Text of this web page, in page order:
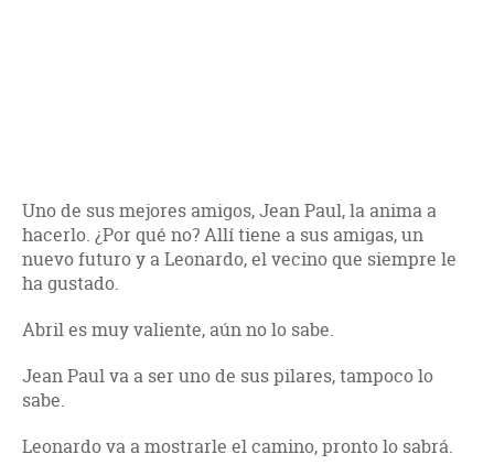
Uno de sus mejores amigos, Jean Paul, la anima a
hacerlo. ¿Por qué no? Allí tiene a sus amigas, un
nuevo futuro y a Leonardo, el vecino que siempre le
ha gustado.
Abril es muy valiente, aún no lo sabe.
Jean Paul va a ser uno de sus pilares, tampoco lo
sabe.
Leonardo va a mostrarle el camino, pronto lo sabrá.